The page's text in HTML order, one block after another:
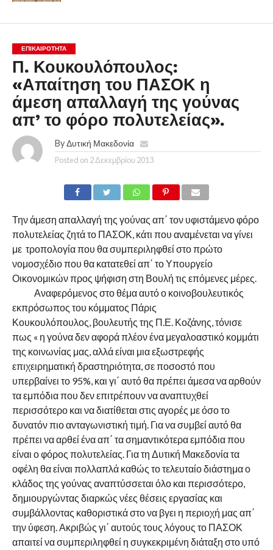
ΕΠΙΚΑΙΡΟΤΗΤΑ
Π. Κουκουλόπουλος:
«Απαίτηση του ΠΑΣΟΚ η
άμεση απαλλαγή της γούνας
απ’ το φόρο πολυτελείας».
By Δυτική Μακεδονία
Posted on 2 Δεκεμβρίου 2013
Την άμεση απαλλαγή της γούνας απ΄ τον υφιστάμενο φόρο
πολυτελείας ζητά το ΠΑΣΟΚ, κάτι που αναμένεται να γίνει
με τροπολογία που θα συμπεριληφθεί στο πρώτο
νομοσχέδιο που θα κατατεθεί απ΄ το Υπουργείο
Οικονομικών προς ψήφιση στη Βουλή τις επόμενες μέρες.
Αναφερόμενος στο θέμα αυτό ο κοινοβουλευτικός
εκπρόσωπος του κόμματος Πάρις
Κουκουλόπουλος, βουλευτής της Π.Ε. Κοζάνης, τόνισε
πως « η γούνα δεν αφορά πλέον ένα μεγαλοαστικό κομμάτι
της κοινωνίας μας, αλλά είναι μια εξωστρεφής
επιχειρηματική δραστηριότητα, σε ποσοστό που
υπερβαίνει το 95%, και γι΄ αυτό θα πρέπει άμεσα να αρθούν
τα εμπόδια που δεν επιτρέπουν να αναπτυχθεί
περισσότερο και να διατίθεται στις αγορές με όσο το
δυνατόν πιο ανταγωνιστική τιμή. Για να συμβεί αυτό θα
πρέπει να αρθεί ένα απ΄ τα σημαντικότερα εμπόδια που
είναι ο φόρος πολυτελείας. Για τη Δυτική Μακεδονία τα
οφέλη θα είναι πολλαπλά καθώς το τελευταίο διάστημα ο
κλάδος της γούνας αναπτύσσεται όλο και περισσότερο,
δημιουργώντας διαρκώς νέες θέσεις εργασίας και
συμβάλλοντας καθοριστικά στο να βγει η περιοχή μας απ΄
την ύφεση. Ακριβώς γι΄ αυτούς τους λόγους το ΠΑΣΟΚ
απαιτεί να συμπεριληφθεί η συγκεκριμένη διάταξη στο υπό